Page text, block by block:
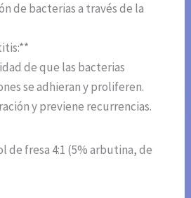
de bacterias a través de la
de que las bacterias
se adhieran y proliferen.
y previene recurrencias.
de fresa 4:1 (5% arbutina, de